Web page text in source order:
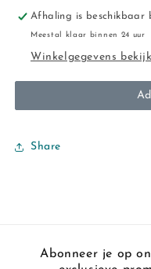
-
3
-
3
Afhaling is beschikbaar
Meestal klaar binnen 24 uur
Winkelgegevens
Share
Abonneer je op